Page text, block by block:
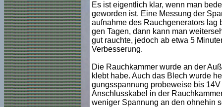
Es ist eigentlich klar, wenn man
geworden ist. Eine Messung der
aufnahme des Rauchgenerators lag
gen Tagen, dann kann man
gut rauchte, jedoch ab etwa 5
Verbesserung.
Die Rauchkammer wurde an der
klebt habe. Auch das Blech wurde
gungsspannung probeweise bis
Anschlusskabel in der
weniger Spannung an den ohnehin